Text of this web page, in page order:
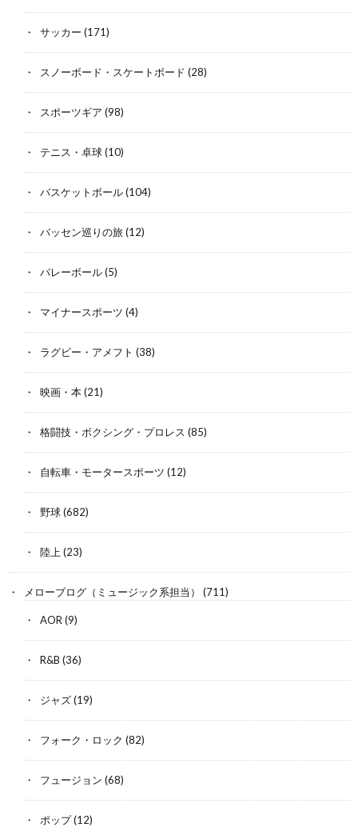
サッカー (171)
スノーボード・スケートボード (28)
スポーツギア (98)
テニス・卓球(10)
バスケットボール(104)
バッセン巡りの旅(12)
バレーボール(5)
マイナースポーツ (4)
ラグビー・アメフト (38)
映画・本(21)
格闘技・ボクシング・プロレス (85)
自転車・モータースポーツ (12)
野球(682)
陸上(23)
メローブログ（ミュージック系担当） (711)
AOR(9)
R&B (36)
ジャズ(19)
フォーク・ロック (82)
フュージョン (68)
ポップ(12)